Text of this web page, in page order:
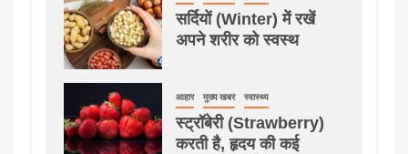
सर्दियों (Winter) में रखें
अपने शरीर को स्वस्थ
आहार मुख्य खबर स्वास्थ्य
स्ट्रॉबेरी (Strawberry)
करती है, हृदय की कई